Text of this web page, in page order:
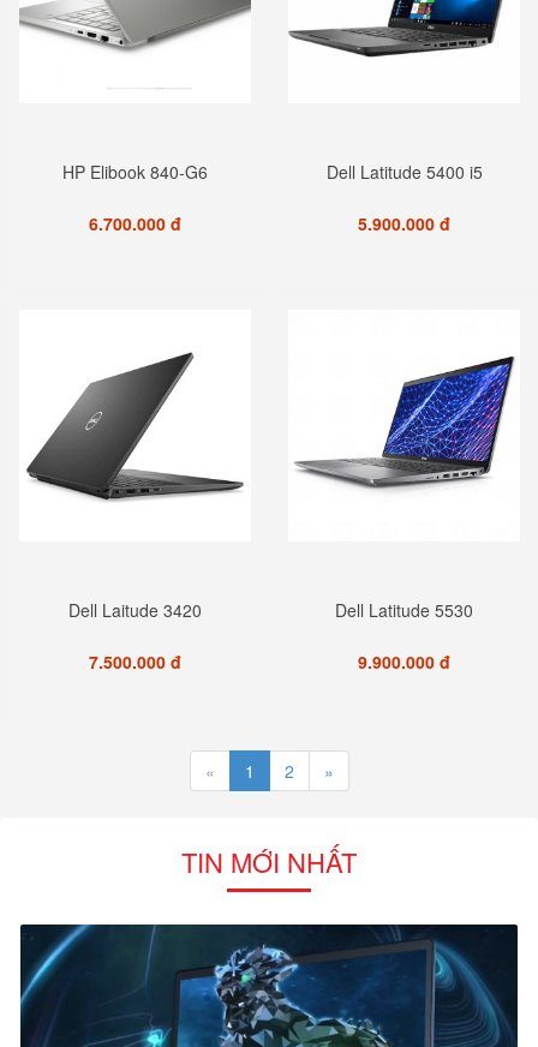
HP Elibook 840-G6
6.700.000 đ
Dell Latitude 5400 i5
5.900.000 đ
Dell Laitude 3420
7.500.000 đ
Dell Latitude 5530
9.900.000 đ
« 1 2 »
TIN MỚI NHẤT